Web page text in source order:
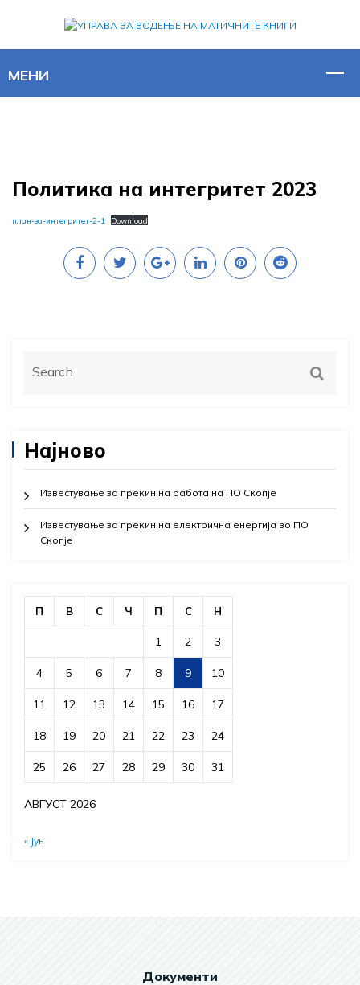
Политика на интегритет 2023
план-за-интегритет-2-1 Download
Најново
Известување за прекин на работа на ПО Скопје
Известување за прекин на електрична енергија во ПО
Скопје
АВГУСТ 2026
П В С Ч П С Н
1 2 3
4 5 6 7 8 9 10
11 12 13 14 15 16 17
18 19 20 21 22 23 24
25 26 27 28 29 30 31
« Јун
Документи